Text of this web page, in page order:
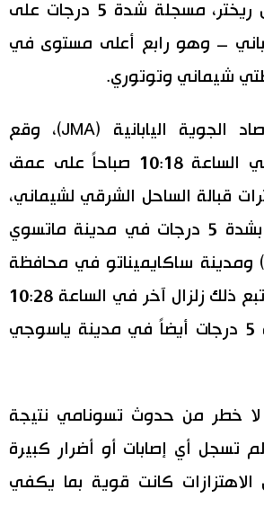
تواصل معنا
درجة على مقياس ريختر، مسجلة شدة 5 درجات على
– وهو رابع أعلى مستوى في
شيماني وتوتوري.
وفقاً لوكالة الأرصاد الجوية اليابانية (JMA)، وقع
الزلزال الرئيسي في الساعة 10:18 صباحاً على عمق
كيلومترات قبالة الساحل الشرقي لشيماني،
وشعر به السكان بشدة 5 درجات في مدينة ماتسوي
ومدينة ساكايميناتو في محافظة
توتوري المجاورة. تبع ذلك زلزال آخر في الساعة 10:28
صباحاً، بلغت شدته 5 درجات أيضاً في مدينة ياسوجي
لا خطر من حدوث تسونامي نتيجة
تسجل أي إصابات أو أضرار كبيرة
الاهتزازات كانت قوية بما يكفي